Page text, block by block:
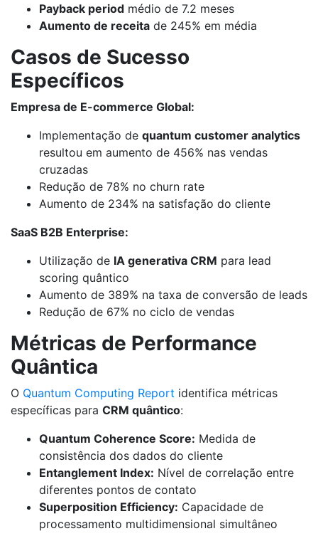
Payback period médio de 7.2 meses
Aumento de receita de 245% em média
Casos de Sucesso
Específicos
Empresa de E-commerce Global:
Implementação de quantum customer analytics
resultou em aumento de 456% nas vendas
cruzadas
Redução de 78% no churn rate
Aumento de 234% na satisfação do cliente
SaaS B2B Enterprise:
Utilização de IA generativa CRM para lead
scoring quântico
Aumento de 389% na taxa de conversão de leads
Redução de 67% no ciclo de vendas
Métricas de Performance
Quântica
O Quantum Computing Report identifica métricas
específicas para CRM quântico:
Quantum Coherence Score: Medida de
consistência dos dados do cliente
Entanglement Index: Nível de correlação entre
diferentes pontos de contato
Superposition Efficiency: Capacidade de
processamento multidimensional simultâneo